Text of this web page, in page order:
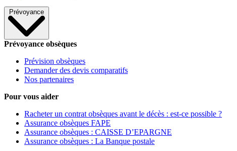
Prévoyance
Prévoyance obsèques
Prévision obsèques
Demander des devis comparatifs
Nos partenaires
Pour vous aider
Racheter un contrat obsèques avant le décès : est-ce possible ?
Assurance obsèques FAPE
Assurance obsèques : CAISSE D’EPARGNE
Assurance obsèques : La Banque postale